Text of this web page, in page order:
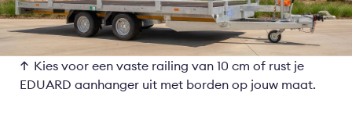
Kies voor een vaste railing van 10 cm of rust je
EDUARD aanhanger uit met borden op jouw maat.